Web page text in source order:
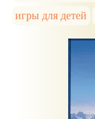
игры для детей